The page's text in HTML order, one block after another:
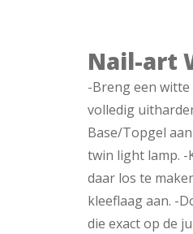
Nail-art
-Breng een
volledig
Base/Topgel
twin light lamp. -
daar los te
kleeflaag aan. -
die exact op de